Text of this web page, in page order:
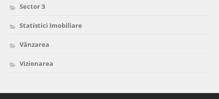
Sector 3
Statistici Imobiliare
Vânzarea
Vizionarea